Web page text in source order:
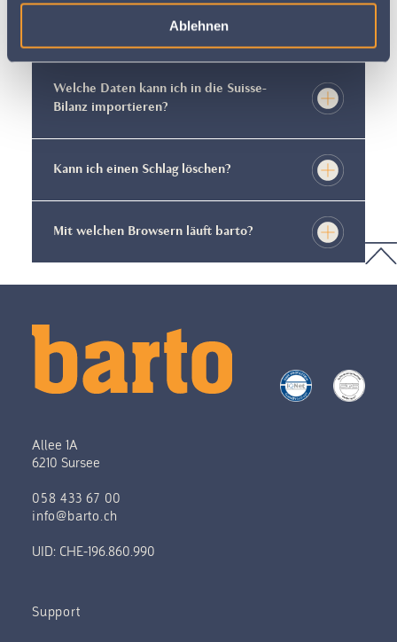
Ablehnen
Kann ich Kunst- und Naturwiesen
gemeinsam verbuchen?
Welche Daten kann ich in die Suisse-
Bilanz importieren?
Kann ich einen Schlag löschen?
Mit welchen Browsern läuft barto?
Allee 1A
6210 Sursee
058 433 67 00
info@barto.ch
UID: CHE-196.860.990
Support